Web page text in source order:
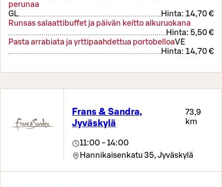
perunaa
GL Hinta: 14,70 €
Runsas salaattibuffet ja päivän keitto alkuruokana
Hinta: 5,50 €
Pasta arrabiata ja yrttipaahdettua portobelloaVE
Hinta: 14,70 €
Frans & Sandra,
Jyväskylä
73,9
km
11:00 - 14:00
Hannikaisenkatu 35, Jyväskylä